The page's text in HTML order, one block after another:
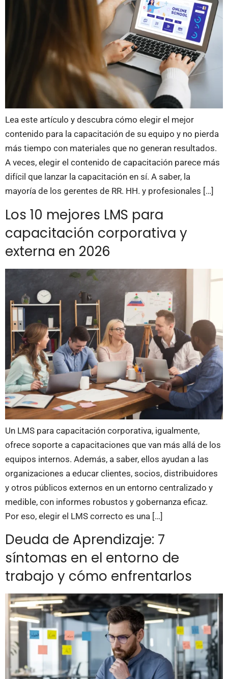
Lea este artículo y descubra cómo elegir el mejor
contenido para la capacitación de su equipo y no pierda
más tiempo con materiales que no generan resultados.
A veces, elegir el contenido de capacitación parece más
difícil que lanzar la capacitación en sí. A saber, la
mayoría de los gerentes de RR. HH. y profesionales […]
Los 10 mejores LMS para
capacitación corporativa y
externa en 2026
Un LMS para capacitación corporativa, igualmente,
ofrece soporte a capacitaciones que van más allá de los
equipos internos. Además, a saber, ellos ayudan a las
organizaciones a educar clientes, socios, distribuidores
y otros públicos externos en un entorno centralizado y
medible, con informes robustos y gobernanza eficaz.
Por eso, elegir el LMS correcto es una […]
Deuda de Aprendizaje: 7
síntomas en el entorno de
trabajo y cómo enfrentarlos